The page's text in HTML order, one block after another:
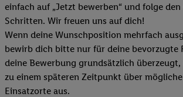
einfach auf „Jetzt bewerben“ und folge
Schritten. Wir freuen uns auf dich!
Wenn deine Wunschposition mehrfach
bewirb dich bitte nur für deine bevorzugte
deine Bewerbung grundsätzlich
zu einem späteren Zeitpunkt über
Einsatzorte aus.